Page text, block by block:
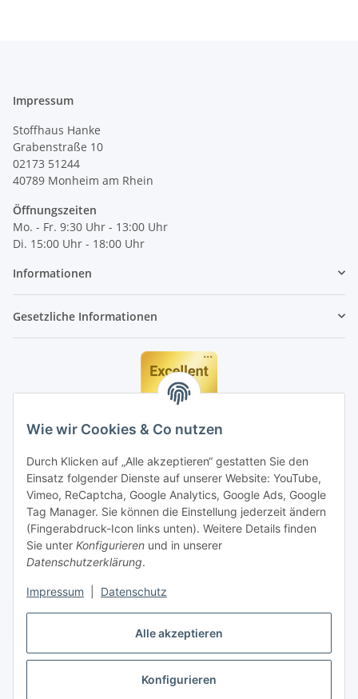
Alle akzeptieren
Konfigurieren
Wie wir Cookies & Co nutzen
Durch Klicken auf „Alle akzeptieren“ gestatten Sie den
Einsatz folgender Dienste auf unserer Website: YouTube,
Vimeo, ReCaptcha, Google Analytics, Google Ads, Google
Tag Manager. Sie können die Einstellung jederzeit ändern
(Fingerabdruck-Icon links unten). Weitere Details finden
Sie unter Konfigurieren und in unserer
Datenschutzerklärung.
Impressum Datenschutz
Impressum
Stoffhaus Hanke
Grabenstraße 10
02173 51244
40789 Monheim am Rhein
Öffnungszeiten
Mo. - Fr. 9:30 Uhr - 13:00 Uhr
Di. 15:00 Uhr - 18:00 Uhr
Informationen
Gesetzliche Informationen